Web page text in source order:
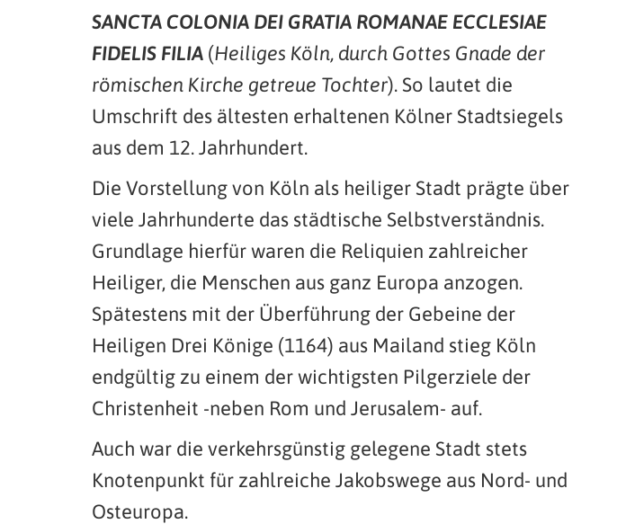
SANCTA COLONIA DEI GRATIA ROMANAE ECCLESIAE
FIDELIS FILIA (Heiliges Köln, durch Gottes Gnade der
römischen Kirche getreue Tochter). So lautet die
Umschrift des ältesten erhaltenen Kölner Stadtsiegels
aus dem 12. Jahrhundert.
Die Vorstellung von Köln als heiliger Stadt prägte über
viele Jahrhunderte das städtische Selbstverständnis.
Grundlage hierfür waren die Reliquien zahlreicher
Heiliger, die Menschen aus ganz Europa anzogen.
Spätestens mit der Überführung der Gebeine der
Heiligen Drei Könige (1164) aus Mailand stieg Köln
endgültig zu einem der wichtigsten Pilgerziele der
Christenheit -neben Rom und Jerusalem- auf.
Auch war die verkehrsgünstig gelegene Stadt stets
Knotenpunkt für zahlreiche Jakobswege aus Nord- und
Osteuropa.